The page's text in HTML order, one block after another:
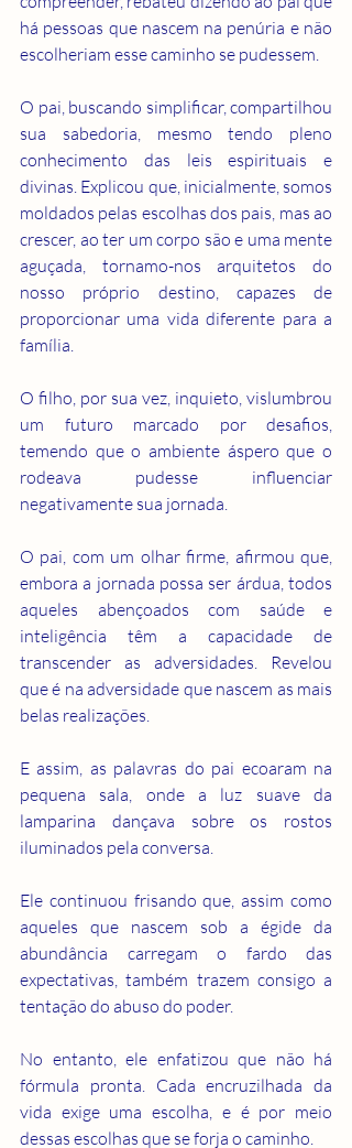
há pessoas que nascem na penúria e não
escolheriam esse caminho se pudessem.
O pai, buscando simplificar, compartilhou
sua sabedoria, mesmo tendo pleno
conhecimento das leis espirituais e
divinas. Explicou que, inicialmente, somos
moldados pelas escolhas dos pais, mas ao
crescer, ao ter um corpo são e uma mente
aguçada, tornamo-nos arquitetos do
nosso próprio destino, capazes de
proporcionar uma vida diferente para a
família.
O filho, por sua vez, inquieto, vislumbrou
um futuro marcado por desafios,
temendo que o ambiente áspero que o
rodeava pudesse influenciar
negativamente sua jornada.
O pai, com um olhar firme, afirmou que,
embora a jornada possa ser árdua, todos
aqueles abençoados com saúde e
inteligência têm a capacidade de
transcender as adversidades. Revelou
que é na adversidade que nascem as mais
belas realizações.
E assim, as palavras do pai ecoaram na
pequena sala, onde a luz suave da
lamparina dançava sobre os rostos
iluminados pela conversa.
Ele continuou frisando que, assim como
aqueles que nascem sob a égide da
abundância carregam o fardo das
expectativas, também trazem consigo a
tentação do abuso do poder.
No entanto, ele enfatizou que não há
fórmula pronta. Cada encruzilhada da
vida exige uma escolha, e é por meio
dessas escolhas que se forja o caminho.